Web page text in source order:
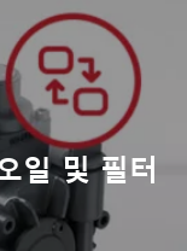
일 및 필터